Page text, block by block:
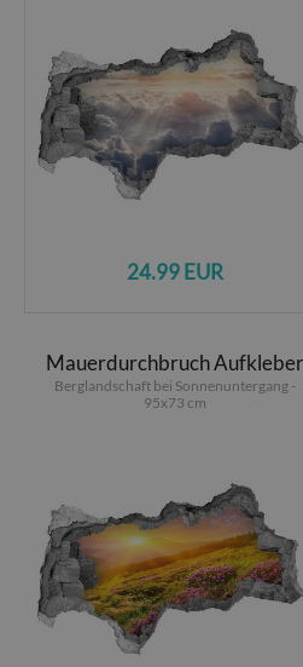
24.99 EUR
Mauerdurchbruch Aufkleber
Berglandschaft bei Sonnenuntergang -
95x73 cm